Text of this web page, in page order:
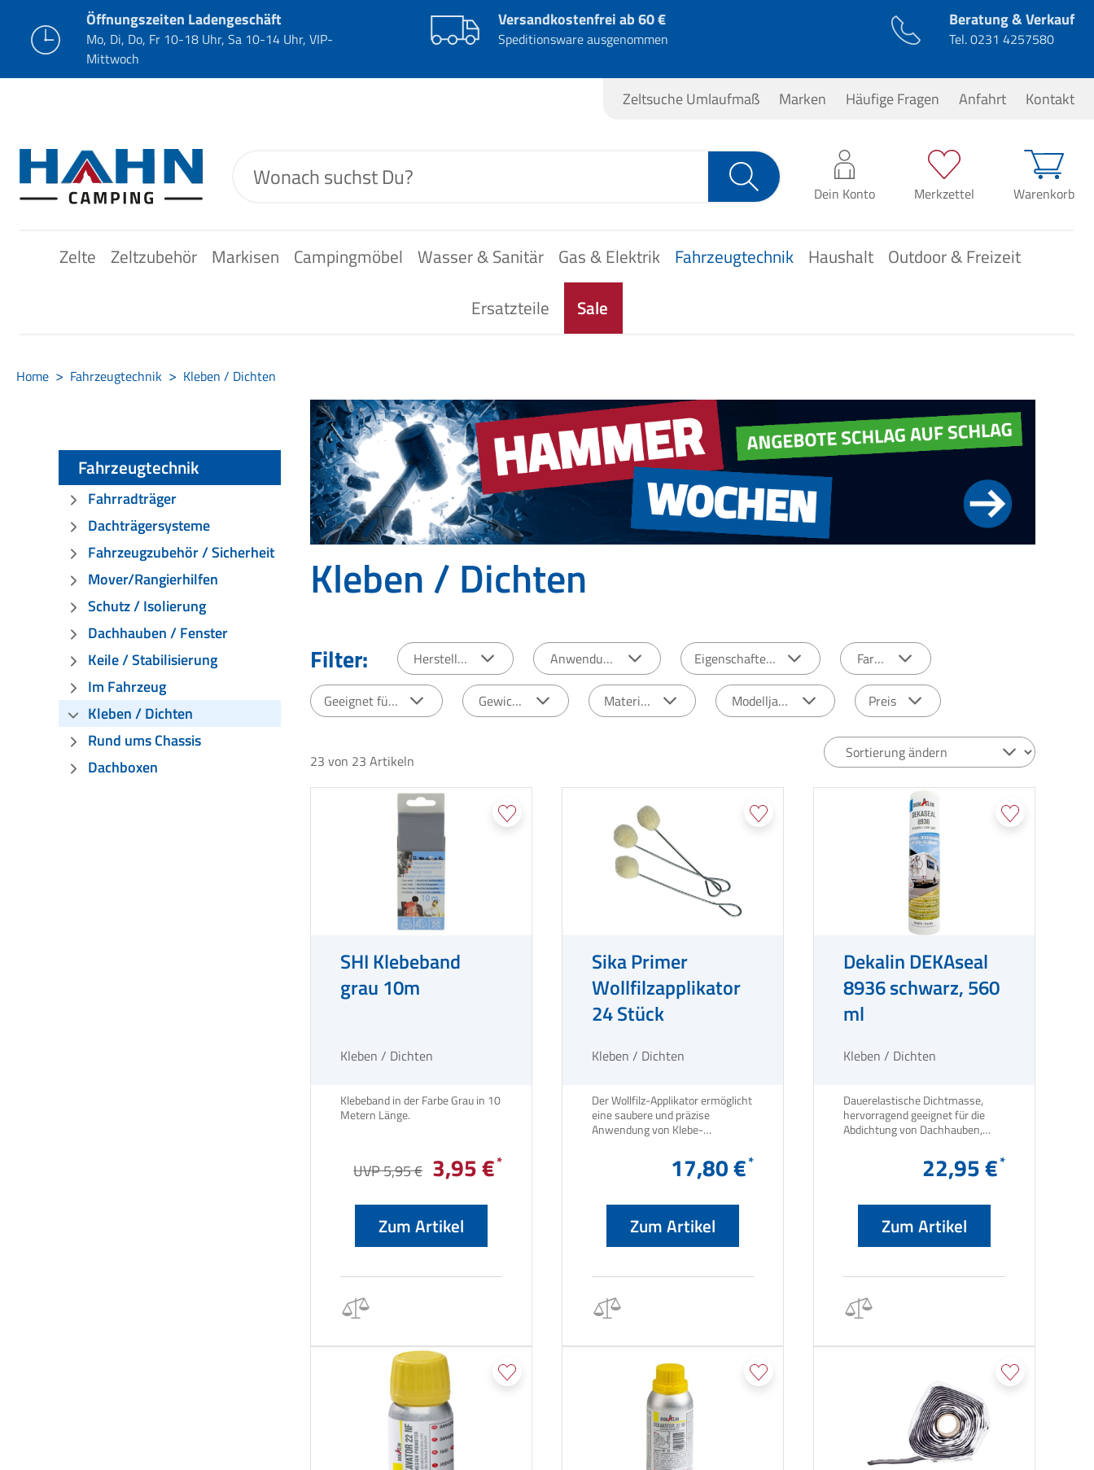
Öffnungszeiten Ladengeschäft
Mo, Di, Do, Fr 10-18 Uhr, Sa 10-14 Uhr, VIP-
Mittwoch
Versandkostenfrei ab 60 €
Speditionsware ausgenommen
Beratung & Verkauf
Tel.0231 4257580
Zeltsuche Umlaufmaß Marken Häufige Fragen Anfahrt Kontakt
Dein Konto Merkzettel Warenkorb
0,00 €*
Zelte Zeltzubehör Markisen Campingmöbel Wasser & Sanitär Gas & Elektrik Fahrzeugtechnik Haushalt
Outdoor & Freizeit
Ersatzteile
Sale
Home Fahrzeugtechnik Kleben / Dichten
Fahrzeugtechnik
Fahrradträger
Dachträgersysteme
Fahrzeugzubehör / Sicherheit
Mover/Rangierhilfen
Schutz / Isolierung
Dachhauben / Fenster
Keile / Stabilisierung
Im Fahrzeug
Kleben / Dichten
Rund ums Chassis
Dachboxen
Kleben / Dichten
Filter: Hersteller Anwendung Eigenschaften Farbe
Geeignet für: Gewicht Material Modelljahr Preis
23 von 23 Artikeln
SHI Klebeband
grau 10m
Kleben / Dichten
Klebeband in der Farbe Grau in 10
UVP 5,95 € 3,95 €
Zum Artikel
Sika Primer
Wollfilzapplikator
24 Stück
Kleben / Dichten
Der Wollfilz-Applikator ermöglicht
eine saubere und präzise
Anwendung von Klebe-
17,80 €
Zum Artikel
Dekalin DEKAseal
8936 schwarz, 560
ml
Kleben / Dichten
Dauerelastische Dichtmasse,
hervorragend geeignet für die
Abdichtung von Dachhauben,
sowie für alle Zierleisten am
Wohnwagen oder Reisemobil.
Material kann nach der Montage
ohne Rückstände problemlos
"abgetupft" werden. Bleibt
jahrelang elastisch und dicht.
22,95 €
Zum Artikel